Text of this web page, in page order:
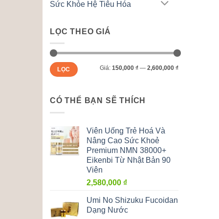
Sức Khỏe Hệ Tiêu Hóa
LỌC THEO GIÁ
Giá
tối
thiểu
Giá
tối
đa
LỌC Giá: 150,000 ₫— 2,600,000 ₫
CÓ THỂ BẠN SẼ THÍCH
Viên Uống Trẻ Hoá Và
Nâng Cao Sức Khoẻ
Premium NMN 38000+
Eikenbi Từ Nhật Bản 90
Viên
2,580,000 ₫
Umi No Shizuku Fucoidan
Dạng Nước